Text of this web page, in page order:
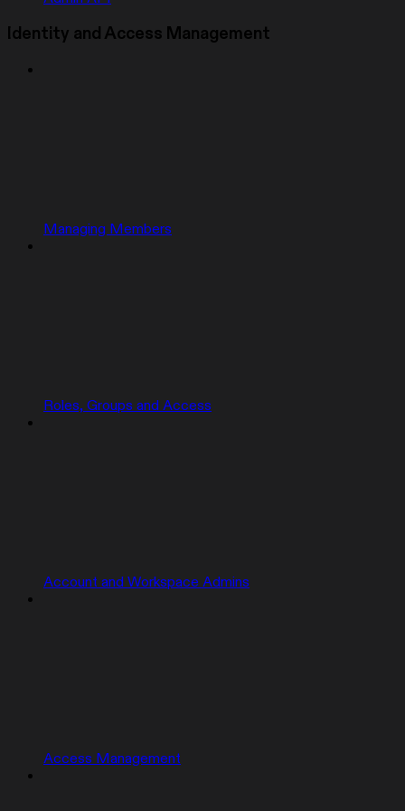
Identity and Access Management
Managing Members
Roles, Groups and Access
Account and Workspace Admins
Access Management